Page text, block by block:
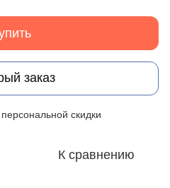
заказ
скидки
К сравнению